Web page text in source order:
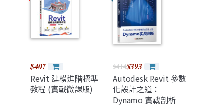
$407
Revit 建模進階標準
教程 (實戰微課版)
$414$393
Autodesk Revit 參數
化設計之道：
Dynamo 實戰剖析